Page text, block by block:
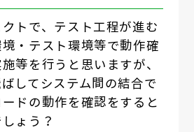
トで、テスト工程が進む
・テスト環境等で動作確
等を行うと思いますが、
してシステム間の結合で
ドの動作を確認をすると
ょう？